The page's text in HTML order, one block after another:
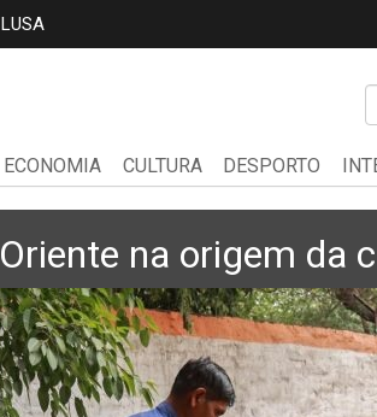
ECONOMIA CULTURA DESPORTO
na origem da